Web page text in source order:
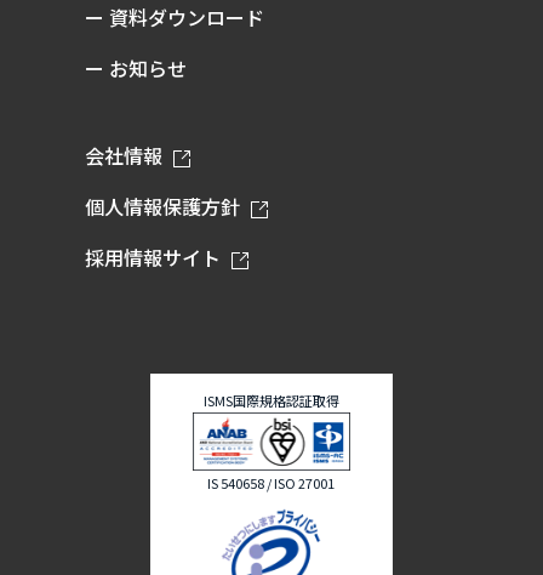
ー 資料ダウンロード
ー お知らせ
会社情報
個人情報保護方針
採用情報サイト
ISMS国際規格認証取得
IS 540658 / ISO 27001